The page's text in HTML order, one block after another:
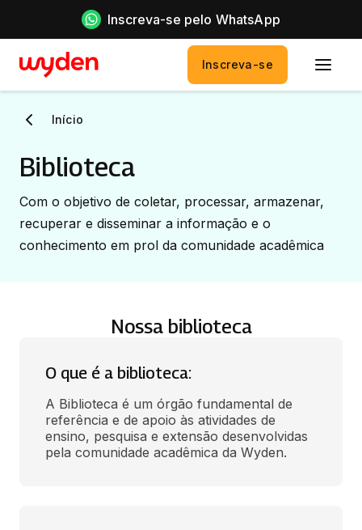
Inscreva-se pelo WhatsApp
Inscreva-se
Início
Biblioteca
Com o objetivo de coletar, processar, armazenar,
recuperar e disseminar a informação e o
conhecimento em prol da comunidade acadêmica
Nossa biblioteca
O que é a biblioteca:
A Biblioteca é um órgão fundamental de
referência e de apoio às atividades de
ensino, pesquisa e extensão desenvolvidas
pela comunidade acadêmica da Wyden.